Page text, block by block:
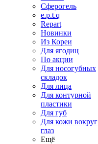
Сферогель
e.p.t.q
Repart
Новинки
Из Кореи
Для ягодиц
По акции
Для носогубных
складок
Для лица
Для контурной
пластики
Для губ
Для кожи вокруг
глаз
Ещё